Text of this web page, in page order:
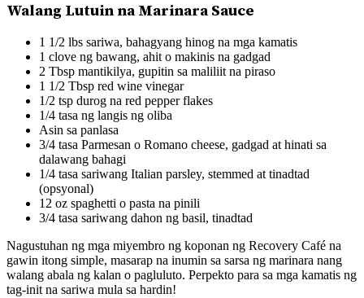
Walang Lutuin na Marinara Sauce
1 1/2 lbs sariwa, bahagyang hinog na mga kamatis
1 clove ng bawang, ahit o makinis na gadgad
2 Tbsp mantikilya, gupitin sa maliliit na piraso
1 1/2 Tbsp red wine vinegar
1/2 tsp durog na red pepper flakes
1/4 tasa ng langis ng oliba
Asin sa panlasa
3/4 tasa Parmesan o Romano cheese, gadgad at hinati sa
dalawang bahagi
1/4 tasa sariwang Italian parsley, stemmed at tinadtad
(opsyonal)
12 oz spaghetti o pasta na pinili
3/4 tasa sariwang dahon ng basil, tinadtad
Nagustuhan ng mga miyembro ng koponan ng Recovery Café na
gawin itong simple, masarap na inumin sa sarsa ng marinara nang
walang abala ng kalan o pagluluto. Perpekto para sa mga kamatis ng
tag-init na sariwa mula sa hardin!